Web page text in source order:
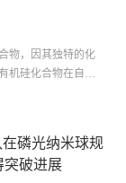
靠性，因此实现自
物，因其独特的化
机硅化合物在自然
原子上的逐步可控
基的硅烷。研究团
在磷光纳米球规
突破进展